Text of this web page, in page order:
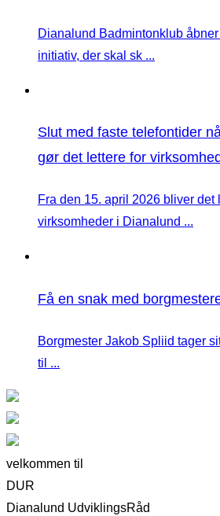
Dianalund Badmintonklub
initiativ, der skal sk ...
Slut med faste telefontider
gør det lettere for
Fra den 15. april 2026 bliver det
virksomheder i Dianalund ...
Få en snak med
Borgmester Jakob Spliid tager
til ...
velkommen til
DUR
Dianalund UdviklingsRåd